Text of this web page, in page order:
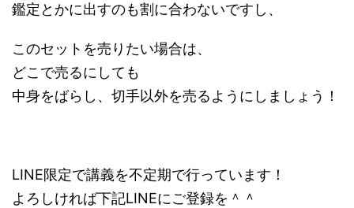
鑑定とかに出すのも割に合わないですし、
このセットを売りたい場合は、
どこで売るにしても
中身をばらし、切手以外を売るようにしましょう！
LINE限定で講義を不定期で行っています！
よろしければ下記LINEにご登録を＾＾